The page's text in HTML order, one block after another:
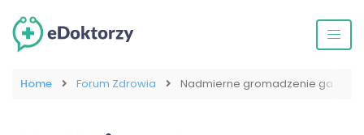
Home Forum Zdrowia Nadmierne gromadzenie gazów